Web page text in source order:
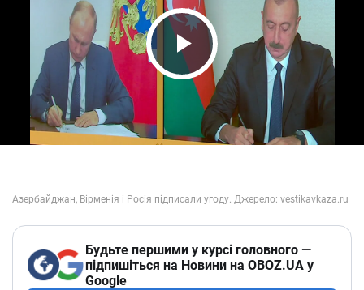
Play Video
Будьте першими у курсі головного —
підпишіться на Новини на OBOZ.UA у
Google